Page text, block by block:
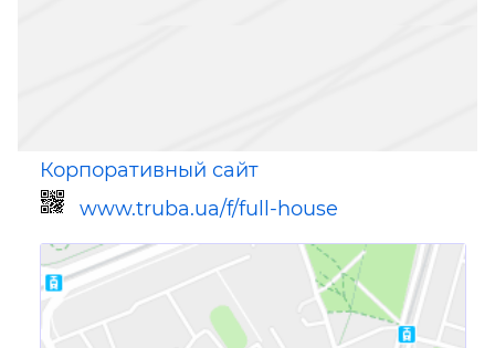
Корпоративный сайт
www.truba.ua/f/full-house